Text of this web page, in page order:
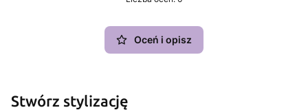
Oceń i opisz
Stwórz stylizację